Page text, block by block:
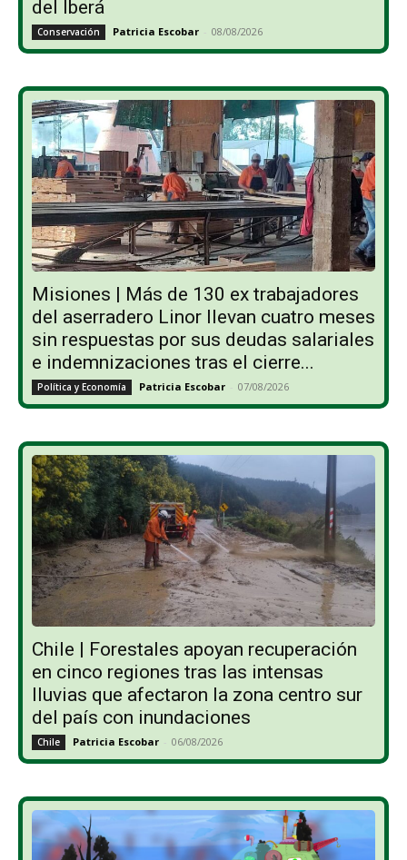
del Iberá
Conservación Patricia Escobar - 08/08/2026
Misiones | Más de 130 ex trabajadores
del aserradero Linor llevan cuatro meses
sin respuestas por sus deudas salariales
e indemnizaciones tras el cierre...
Política y Economía Patricia Escobar - 07/08/2026
Chile | Forestales apoyan recuperación
en cinco regiones tras las intensas
lluvias que afectaron la zona centro sur
del país con inundaciones
Chile Patricia Escobar - 06/08/2026